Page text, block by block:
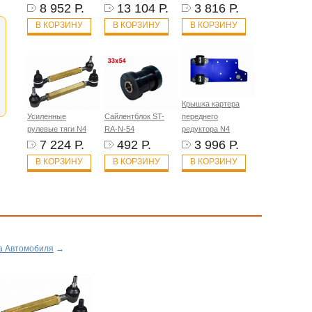
8 952 Р.
В КОРЗИНУ
13 104 Р.
В КОРЗИНУ
3 816 Р.
В КОРЗИНУ
Усиленные
рулевые тяги N4
7 224 Р.
В КОРЗИНУ
Сайлентблок ST-
RA-N-54
492 Р.
В КОРЗИНУ
Крышка картера
переднего
редуктора N4
3 996 Р.
В КОРЗИНУ
Автомобиля →